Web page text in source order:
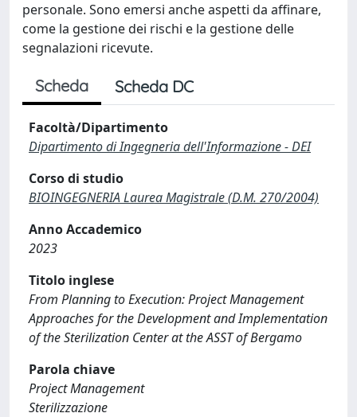
personale. Sono emersi anche aspetti da affinare,
come la gestione dei rischi e la gestione delle
segnalazioni ricevute.
Scheda Scheda DC
Facoltà/Dipartimento
Dipartimento di Ingegneria dell'Informazione - DEI
Corso di studio
BIOINGEGNERIA Laurea Magistrale (D.M. 270/2004)
Anno Accademico
2023
Titolo inglese
From Planning to Execution: Project Management
Approaches for the Development and Implementation
of the Sterilization Center at the ASST of Bergamo
Parola chiave
Project Management
Sterilizzazione